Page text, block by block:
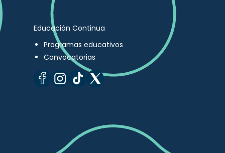
Educación Continua
Programas educativos
Convocatorias